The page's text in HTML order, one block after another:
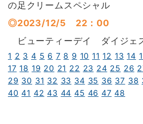
の足クリームスペシャル
◎2023/12/5 22：00
ビューティーデイ ダイジェ
1 2 3 4 5 6 7 8 9 10 11 12 13 14
17 18 19 20 21 22 23 24 25 26
29 30 31 32 33 34 35 36 37 38
40 41 42 43 44 45 46 47 48